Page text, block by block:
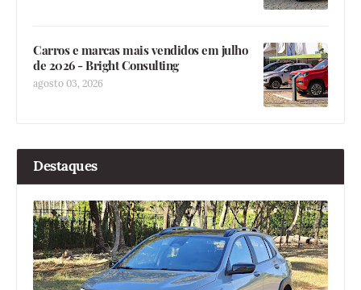
Carros e marcas mais vendidos em julho
de 2026 - Bright Consulting
agosto 03, 2026
Destaques